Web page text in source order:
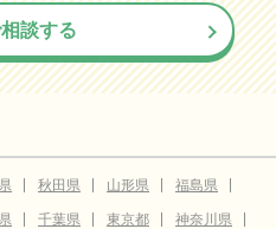
談する
秋田県 山形県
福島県
千葉県 東京都
神奈川県